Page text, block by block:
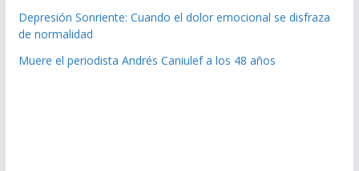
Depresión Sonriente: Cuando el dolor emocional se disfraza
de normalidad
Muere el periodista Andrés Caniulef a los 48 años